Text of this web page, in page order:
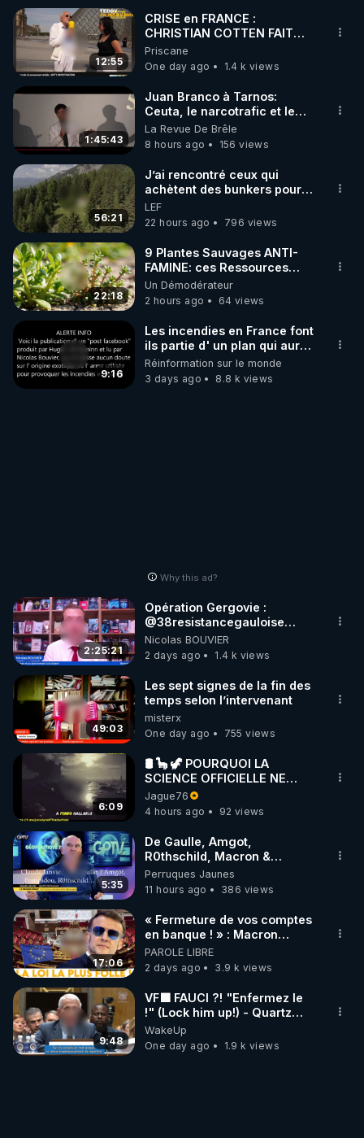
12:55
CRISE en FRANCE :
CHRISTIAN COTTEN FAIT
une étrange découverte
Priscane
One day ago
1.4 k views
1:45:43
Juan Branco à Tarnos:
Ceuta, le narcotrafic et le
pouvoir en France
La Revue De Brêle
8 hours ago
156 views
56:21
J’ai rencontré ceux qui
achètent des bunkers pour
survivre à la fin du monde
LEF
22 hours ago
796 views
22:18
9 Plantes Sauvages ANTI-
FAMINE: ces Ressources
JARDIN&des Haies
Un Démodérateur
2 hours ago
64 views
9:16
Les incendies en France font
ils partie d' un plan qui aurait
débuté le 11 septembre 2001
?
Réinformation sur le monde
3 days ago
8.8 k views
Why this ad?
2:25:21
Opération Gergovie :
‪@38resistancegauloise‬
‪@MarionSigautOfficiel‬
‪@gladysriifard5710‬ Laëtitia
Nicolas BOUVIER
2 days ago
1.4 k views
49:03
Les sept signes de la fin des
temps selon l’intervenant
misterx
One day ago
755 views
6:09
🛢 🦕 🦖 POURQUOI LA
SCIENCE OFFICIELLE NE
CONNAÎT-ELLE PAS LA VRAIE
ORIGINE DU PÉTROLE ?
Jague76
4 hours ago
92 views
5:35
De Gaulle, Amgot,
R0thschild, Macron &
Pompidou… Macron Claude
Janvier, GPTV, 18 X 2024
Perruques Jaunes
11 hours ago
386 views
17:06
« Fermeture de vos comptes
en banque ! » : Macron
impose une loi folle !
PAROLE LIBRE
2 days ago
3.9 k views
9:48
VF🟩 FAUCI ?! "Enfermez le
!" (Lock him up!) - Quartz
Traduction
WakeUp
One day ago
1.9 k views